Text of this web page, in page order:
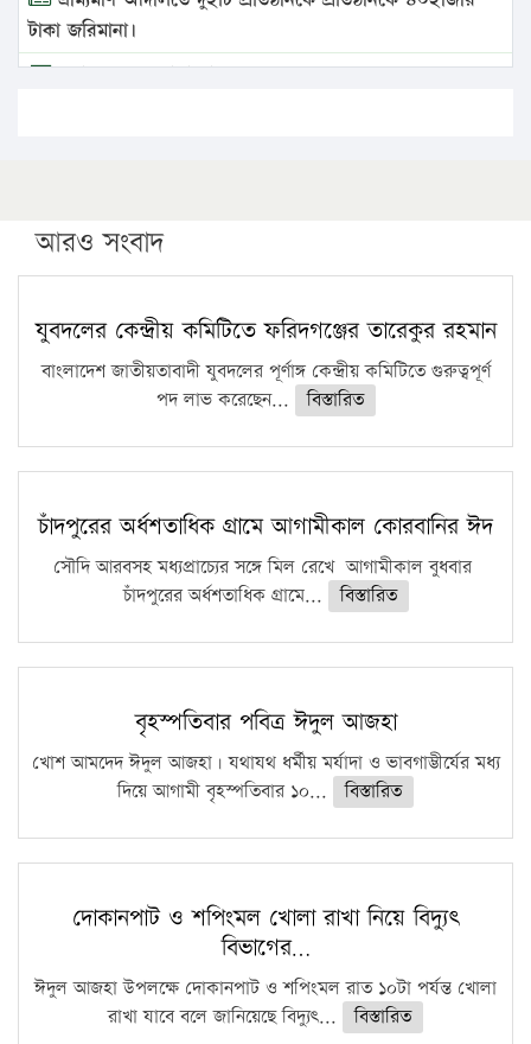
টাকা জরিমানা।
এবার লঞ্চের ভাড়া বাড়ল
পিএইচডি করছেন কুয়েটের কৃতি…
সারা দেশে বজ্রাঘাতে ১৪ জনের প্রাণহানি
কঠোর হচ্ছে এসএসসি ও এইচএসসি পরীক্ষা
ফরিদগঞ্জে আগুনে পুড়লো ৬ ব্যবসা প্রতিষ্ঠান
আরও সংবাদ
যুবদলের কেন্দ্রীয় কমিটিতে ফরিদগঞ্জের তারেকুর রহমান
বাংলাদেশ জাতীয়তাবাদী যুবদলের পূর্ণাঙ্গ কেন্দ্রীয় কমিটিতে গুরুত্বপূর্ণ
পদ লাভ করেছেন...
বিস্তারিত
চাঁদপুরের অর্ধশতাধিক গ্রামে আগামীকাল কোরবানির ঈদ
সৌদি আরবসহ মধ্যপ্রাচ্যের সঙ্গে মিল রেখে আগামীকাল বুধবার
চাঁদপুরের অর্ধশতাধিক গ্রামে...
বিস্তারিত
বৃহস্পতিবার পবিত্র ঈদুল আজহা
খোশ আমদেদ ঈদুল আজহা। যথাযথ ধর্মীয় মর্যাদা ও ভাবগাম্ভীর্যের মধ্য
দিয়ে আগামী বৃহস্পতিবার ১০...
বিস্তারিত
দোকানপাট ও শপিংমল খোলা রাখা নিয়ে বিদ্যুৎ
বিভাগের…
ঈদুল আজহা উপলক্ষে দোকানপাট ও শপিংমল রাত ১০টা পর্যন্ত খোলা
রাখা যাবে বলে জানিয়েছে বিদ্যুৎ...
বিস্তারিত